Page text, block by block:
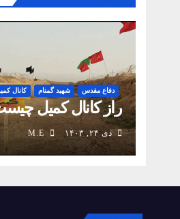
دفاع مقدس شهید گمنام کانال
راز کانال کمیل
دی ۲۴, ۱۴۰۳ M.E